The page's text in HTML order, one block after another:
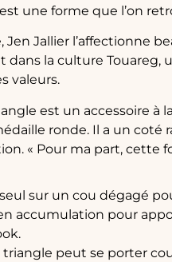
une forme que l’on
Jen Jallier l’affectionne
dans la culture Touareg,
valeurs.
est un accessoire à
ronde. Il a un coté
« Pour ma part, cette
sur un cou dégagé
accumulation pour
triangle peut se porter